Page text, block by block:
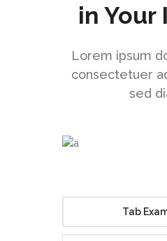
in Your
Lorem ipsum
consectetuer
sed
Tab